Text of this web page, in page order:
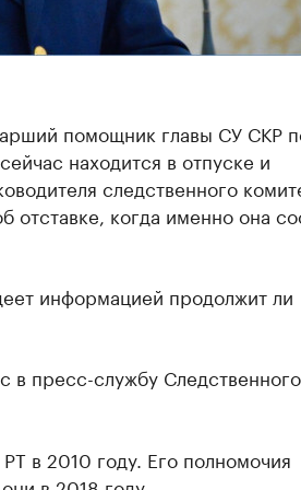
помощник главы СУ СКР
находится в отпуске и
следственного
отставке, когда именно она
информацией продолжит ли
в пресс-службу Следственного
в 2010 году. Его полномочия